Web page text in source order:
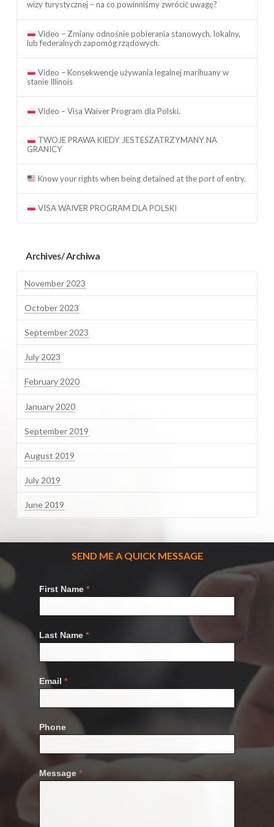
wizy turystycznej – na co powinniśmy zwrócić uwagę?
Video – Zmiany odnośnie pobierania stanowych, lokalny,
lub federalnych zapomóg rządowych.
Video – Konsekwencje używania legalnej marihuany w
stanie Illinois
Video – Visa Waiver Program dla Polski.
TWOJE PRAWA KIEDY JESTEŚZATRZYMANY NA
GRANICY
Know your rights when being detained at the port of entry.
VISA WAIVER PROGRAM DLA POLSKI
Archives/ Archiwa
November 2023
October 2023
September 2023
July 2023
February 2020
January 2020
September 2019
August 2019
July 2019
June 2019
SEND ME A QUICK MESSAGE
Contact
First Name *
Last Name *
Email *
Phone
Message *